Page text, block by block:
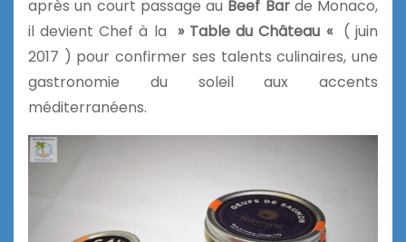
après un court passage au Beef Barde Monaco,
il devient Chef à la » Table du Château « ( juin
2017 ) pour confirmer ses talents culinaires, une
gastronomie du soleil aux accents
méditerranéens.